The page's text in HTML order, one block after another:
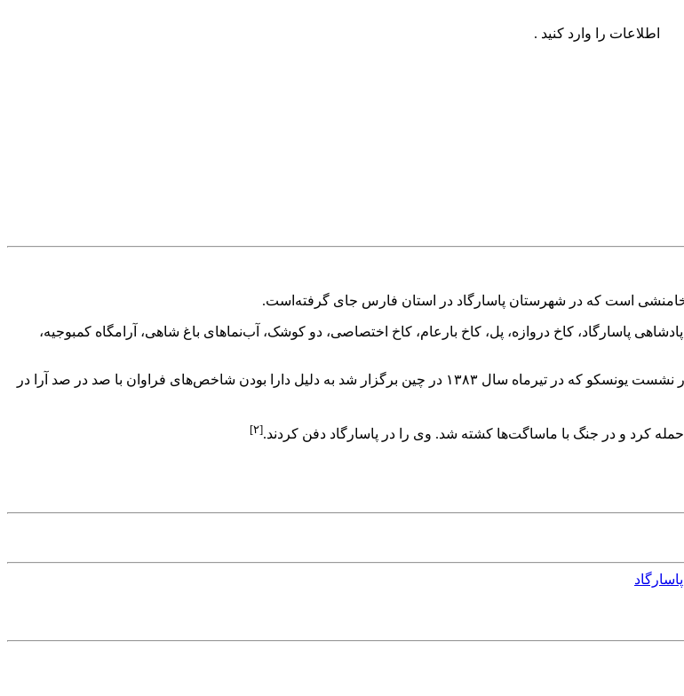
اطلاعات را وارد کنید .
است که در شهرستان پاسارگاد در استان فارس جای گرفته‌است.
پاسارگاد، کاخ دروازه، پل، کاخ بارعام، کاخ اختصاصی، دو کوشک، آب‌نماهای باغ شاهی، آرامگاه کمبوجیه،
این مجموعه، پنجمین مجموعه ثبت‌شده در فهرست آثار میراث جهانی در ایران است که در نشست یونسکو که در تیرماه سال ۱۳۸۳ در چین برگزار شد به دلیل دارا بودن شاخص‌های فراوان با صد در صد آرا در
[۲]